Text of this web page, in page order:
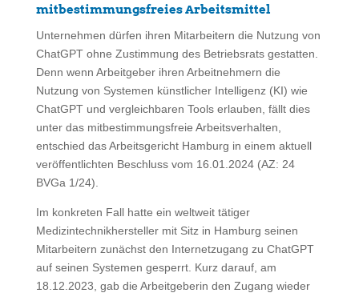
mitbestimmungsfreies Arbeitsmittel
Unternehmen dürfen ihren Mitarbeitern die Nutzung von
ChatGPT ohne Zustimmung des Betriebsrats gestatten.
Denn wenn Arbeitgeber ihren Arbeitnehmern die
Nutzung von Systemen künstlicher Intelligenz (KI) wie
ChatGPT und vergleichbaren Tools erlauben, fällt dies
unter das mitbestimmungsfreie Arbeitsverhalten,
entschied das Arbeitsgericht Hamburg in einem aktuell
veröffentlichten Beschluss vom 16.01.2024 (AZ: 24
BVGa 1/24).
Im konkreten Fall hatte ein weltweit tätiger
Medizintechnikhersteller mit Sitz in Hamburg seinen
Mitarbeitern zunächst den Internetzugang zu ChatGPT
auf seinen Systemen gesperrt. Kurz darauf, am
18.12.2023, gab die Arbeitgeberin den Zugang wieder